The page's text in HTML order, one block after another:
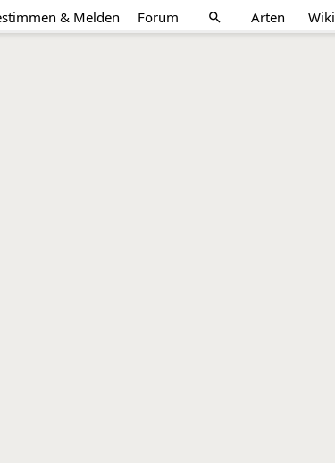
& Melden Forum search Arten Wiki